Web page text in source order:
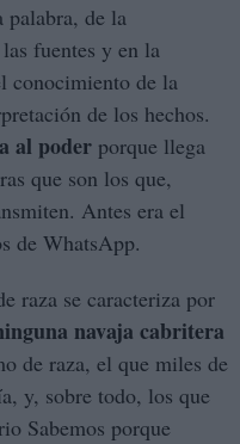
palabra, de la
fuentes y en la
conocimiento de la
de los hechos.
al poder porque llega
que son los que,
Antes era el
de WhatsApp.
raza se caracteriza por
navaja cabritera
de raza, el que miles de
y, sobre todo, los que
Sabemos porque